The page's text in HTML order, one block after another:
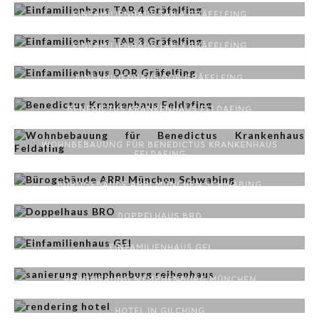
EINFAMILIENHAUS TAR 4 GRÄFELFING
EINFAMILIENHAUS TAR 3 GRÄFELFING
EINFAMILIENHAUS DOR GRÄFELFING
BENEDICTUS KRANKENHAUS FELDAFING
WOHNBEBAUUNG FÜR BENEDICTUS KRANKENHAUS
FELDAFING
BÜROGEBÄUDE ARRI MÜNCHEN SCHWABING
DOPPELHAUS BRO
EINFAMILIENHAUS GEI
RENOVIERUNG NYMPHENBURG MÜNCHEN
HOTEL IN GILCHING